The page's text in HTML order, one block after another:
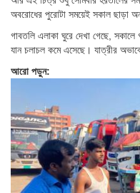
অবরোধের পুরোটা সময়েই সকাল ছাড়া
গাবতলি এলাকা ঘুরে দেখা গেছে,
যান চলাচল কমে এসেছে। যাত্রীর
আরো পড়ুন: